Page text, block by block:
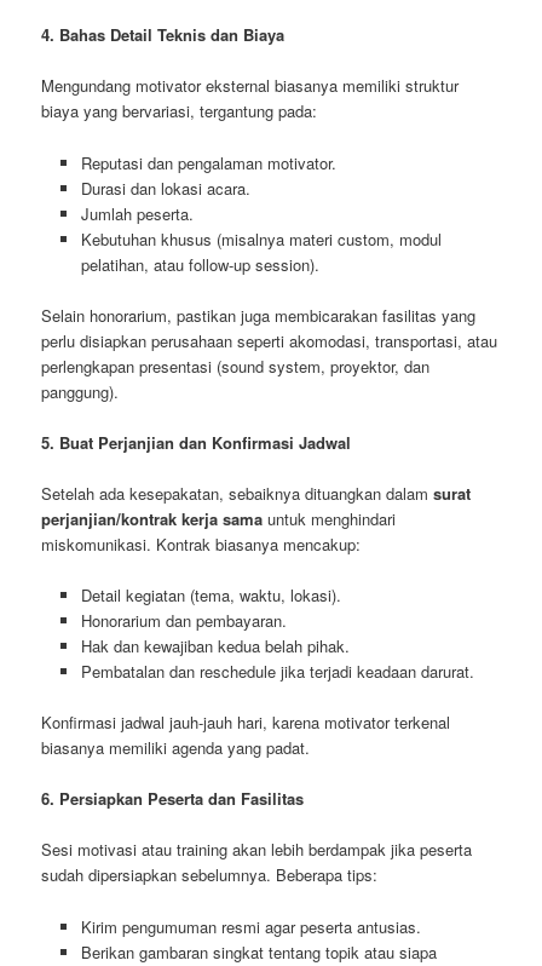
4. Bahas Detail Teknis dan Biaya
Mengundang motivator eksternal biasanya memiliki struktur
biaya yang bervariasi, tergantung pada:
Reputasi dan pengalaman motivator.
Durasi dan lokasi acara.
Jumlah peserta.
Kebutuhan khusus (misalnya materi custom, modul
pelatihan, atau follow-up session).
Selain honorarium, pastikan juga membicarakan fasilitas yang
perlu disiapkan perusahaan seperti akomodasi, transportasi, atau
perlengkapan presentasi (sound system, proyektor, dan
panggung).
5. Buat Perjanjian dan Konfirmasi Jadwal
Setelah ada kesepakatan, sebaiknya dituangkan dalamsurat
perjanjian/kontrak kerja sama untuk menghindari
miskomunikasi. Kontrak biasanya mencakup:
Detail kegiatan (tema, waktu, lokasi).
Honorarium dan pembayaran.
Hak dan kewajiban kedua belah pihak.
Pembatalan dan reschedule jika terjadi keadaan darurat.
Konfirmasi jadwal jauh-jauh hari, karena motivator terkenal
biasanya memiliki agenda yang padat.
6. Persiapkan Peserta dan Fasilitas
Sesi motivasi atau training akan lebih berdampak jika peserta
sudah dipersiapkan sebelumnya. Beberapa tips:
Kirim pengumuman resmi agar peserta antusias.
Berikan gambaran singkat tentang topik atau siapa